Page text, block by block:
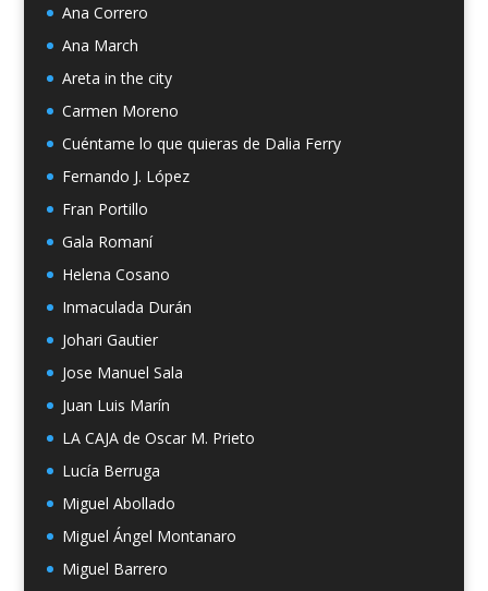
Ana Correro
Ana March
Areta in the city
Carmen Moreno
Cuéntame lo que quieras de Dalia Ferry
Fernando J. López
Fran Portillo
Gala Romaní
Helena Cosano
Inmaculada Durán
Johari Gautier
Jose Manuel Sala
Juan Luis Marín
LA CAJA de Oscar M. Prieto
Lucía Berruga
Miguel Abollado
Miguel Ángel Montanaro
Miguel Barrero